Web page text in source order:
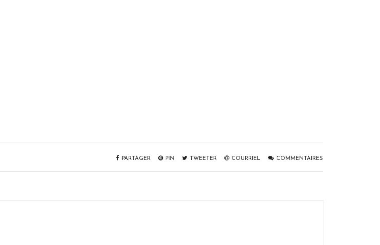
PARTAGER PIN TWEETER COURRIEL COMMENTAIRES